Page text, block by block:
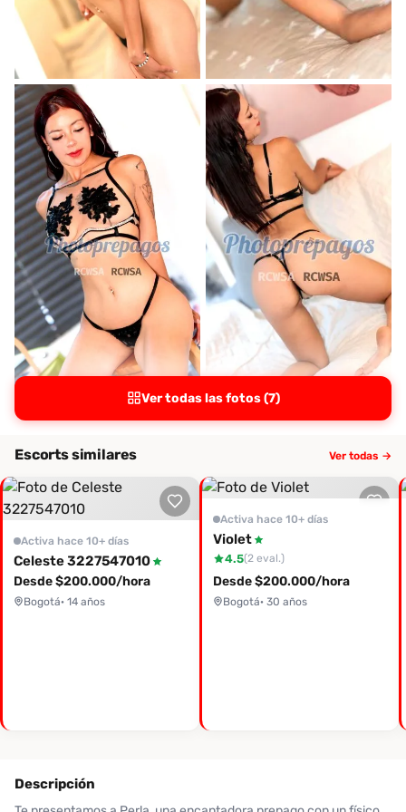
Ver todas las fotos (7)
Escorts similares Ver todas →
Activa hace 10+ días
Celeste 3227547010
Desde $200.000/hora
Bogotá· 14 años
Activa hace 10+ días
Violet
4.5(2 eval.)
Desde $200.000/hora
Bogotá· 30 años
Descripción